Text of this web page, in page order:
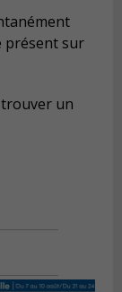
présent sur
trouver un